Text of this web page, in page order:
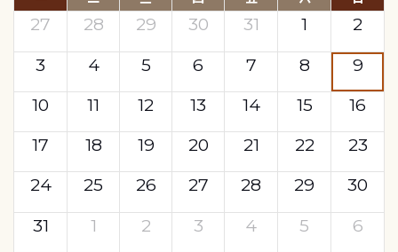
27 28 29 30 31 1
2
3
4 5 6 7 8
9
10
11 12 13 14 15
16
17
18 19 20 21 22
23
24
25 26 27 28 29
30
31
1 2 3 4 5 6